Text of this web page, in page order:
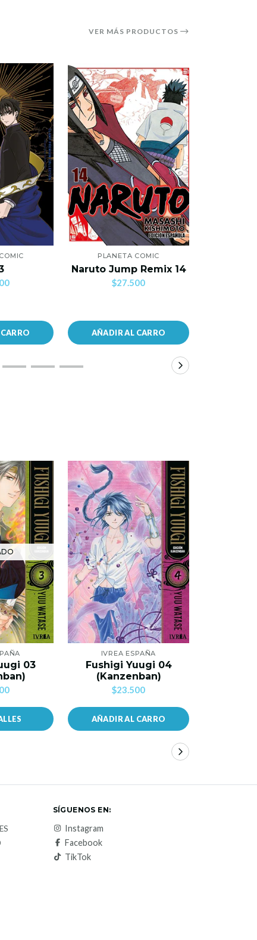
VER MÁS PRODUCTOS
PLANETA COMIC
Naruto Jump Remix 14
$27.500
AÑADIR AL CARRO
03
IVREA ESPAÑA
Fushigi Yuugi 04
(Kanzenban)
$23.500
AÑADIR AL CARRO
SÍGUENOS EN:
Instagram
Facebook
TikTok